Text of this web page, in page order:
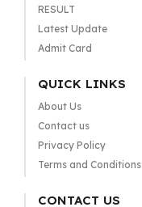
RESULT
Latest Update
Admit Card
QUICK LINKS
About Us
Contact us
Privacy Policy
Terms and Conditions
CONTACT US